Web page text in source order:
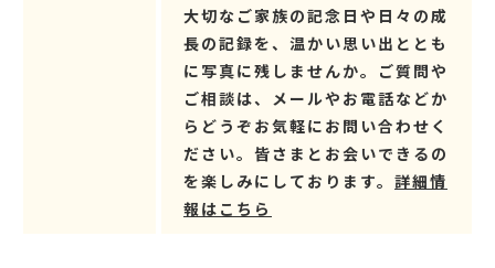
大切なご家族の記念日や日々の成
長の記録を、温かい思い出ととも
に写真に残しませんか。ご質問や
ご相談は、メールやお電話などか
らどうぞお気軽にお問い合わせく
ださい。皆さまとお会いできるの
を楽しみにしております。 詳細情
報はこちら